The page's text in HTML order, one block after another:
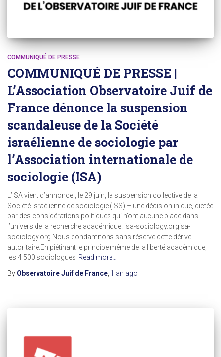
COMMUNIQUÉ DE PRESSE
COMMUNIQUÉ DE PRESSE |
L’Association Observatoire Juif de
France dénonce la suspension
scandaleuse de la Société
israélienne de sociologie par
l’Association internationale de
sociologie (ISA)
L’ISA vient d’annoncer, le 29 juin, la suspension collective de la
Société israélienne de sociologie (ISS) – une décision inique, dictée
par des considérations politiques qui n’ont aucune place dans
l’univers de la recherche académique. isa-sociology.orgisa-
sociology.org Nous condamnons sans réserve cette dérive
autoritaire.En piétinant le principe même de la liberté académique,
les 4 500 sociologues Read more…
By Observatoire Juif de France 1 an ago